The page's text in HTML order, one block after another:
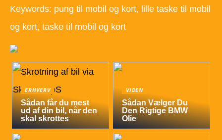
Keywords: pung til mobil og kort, lille taske til mobil
og kort, taske til mobil og kort
ERHVERV
Sådan får du mest
ud af din bil, når den
skal skrottes
VIDEN
Sådan Vælger Du
Den Rigtige BMW
Olie